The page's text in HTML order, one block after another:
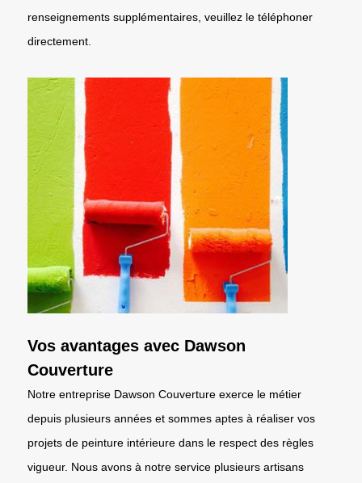
renseignements supplémentaires, veuillez le téléphoner
directement.
Vos avantages avec Dawson
Couverture
Notre entreprise Dawson Couverture exerce le métier
depuis plusieurs années et sommes aptes à réaliser vos
projets de peinture intérieure dans le respect des règles
vigueur. Nous avons à notre service plusieurs artisans